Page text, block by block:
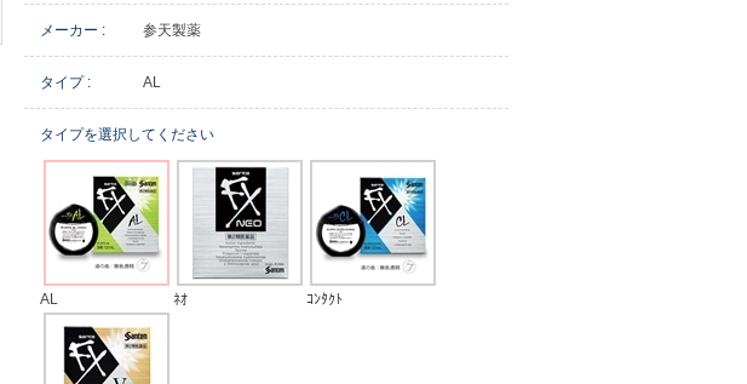
メーカー : 参天製薬
タイプ : AL
タイプを選択してください
AL ﾈｵ ｺﾝﾀｸﾄ